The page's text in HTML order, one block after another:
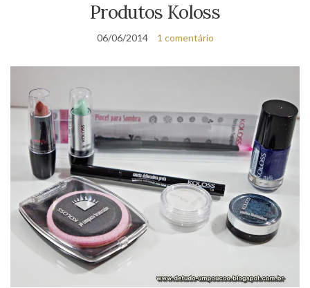
Produtos Koloss
06/06/2014 1 comentário